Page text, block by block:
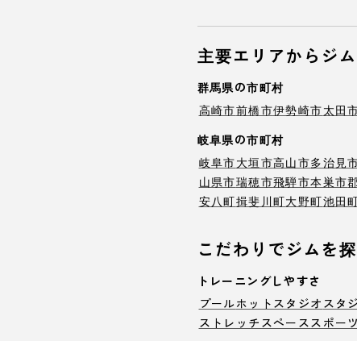
主要エリアからジ
群馬県の市町村
高崎市前橋市伊勢崎市太田
岐阜県の市町村
岐阜市大垣市高山市多治見
山県市瑞穂市飛騨市本巣市
安八町揖斐川町大野町池田
こだわりでジムを
トレーニングしやすさ
プールホットスタジオ スタ
ストレッチスペーススポー